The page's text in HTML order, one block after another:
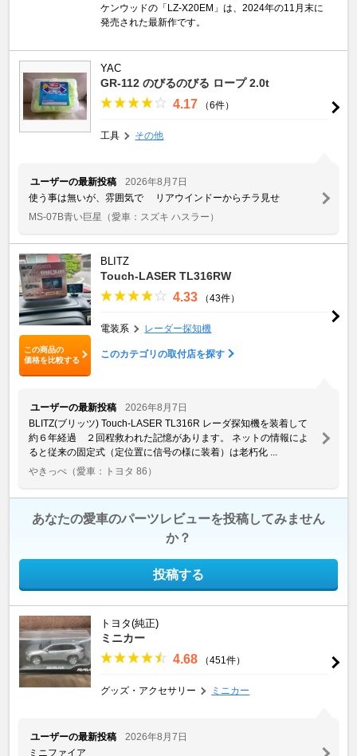
ケンウッドの「LZ-X20EM」は、2024年の11月末に
発売された最新作です。
YAC
GR-112 のびるのびる ロープ 2.0t
4.17 （6件）
工具 その他
ユーザーの最新投稿
2026年8月7日
使う事は無いが、雰囲気で リアウインドーからチラ見せ
MS-07B青い巨星 （愛車：スズキ ハスラー）
この商品の
価格を比較する
BLITZ
Touch-LASER TL316RW
4.33 （43件）
電装系 レーダー探知機
このカテゴリの取付店を探す
ユーザーの最新投稿
2026年8月7日
BLITZ(ブリッツ) Touch-LASER TL316R レーダ探知機を装着して
約６年経過 ２回程救われた記憶があります。 ネットの情報によ
ると従来の固定式（定位置に信号の様に装着）は老朽化 ...
やきっぺ （愛車：トヨタ 86）
あなたの愛車のパーツレビューを投稿してみません
か？
投稿する
トヨタ(純正)
ミニカー
4.68 （451件）
グッズ・アクセサリー ミニカー
ユーザーの最新投稿
2026年8月7日
ミニファイア